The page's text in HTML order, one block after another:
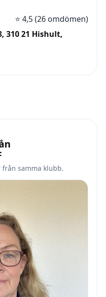
⭐ 4,5 (26 omdömen)
310 21 Hishult,
samma klubb.